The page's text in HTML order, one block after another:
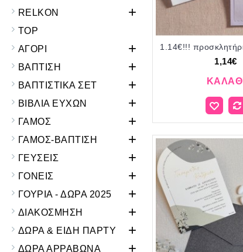
RELKON
+
TOP
ΑΓΟΡΙ
+
ΒΑΠΤΙΣΗ +
ΒΑΠΤΙΣΤΙΚΑ ΣΕΤ +
ΒΙΒΛΙΑ ΕΥΧΩΝ +
ΓΑΜΟΣ +
ΓΑΜΟΣ-ΒΑΠΤΙΣΗ +
ΓΕΥΣΕΙΣ +
ΓΟΝΕΙΣ +
ΓΟΥΡΙΑ - ΔΩΡΑ 2025 +
ΔΙΑΚΟΣΜΗΣΗ +
ΔΩΡΑ & ΕΙΔΗ ΠΑΡΤΥ +
ΔΩΡΑ ΑΡΡΑΒΩΝΑ +
1,14€
ΚΑΛΆΘΙ